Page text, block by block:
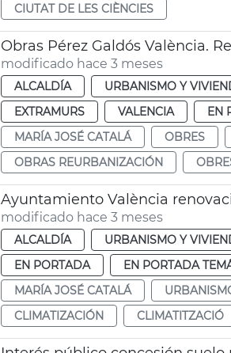
CIUTAT DE LES CIÈNCIES
Obras Pérez Galdós València.
modificado hace 3 meses
ALCALDÍA URBANISMO Y
EXTRAMURS
VALENCIA EN
MARÍA JOSÉ CATALÁ
OBRES
OBRAS REURBANIZACIÓN
Ayuntamiento València
modificado hace 3 meses
ALCALDÍA URBANISMO Y
EN PORTADA
EN PORTADA
MARÍA JOSÉ CATALÁ
CLIMATIZACIÓN
CLIMATITZACIÓ